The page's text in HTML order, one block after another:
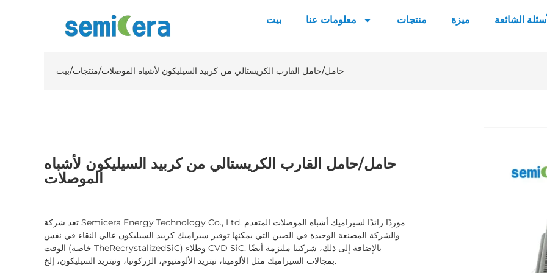
بيت معلومات عنا منتجات ميزة الشائعة
بيت/منتجات/حامل/حامل القارب الكريستالي من كربيد السيليكون لأشباه الموصلات
حامل/حامل القارب الكريستالي من كربيد السيليكون لأشباه
الموصلات
تعد شركة Semicera Energy Technology Co., Ltd. موردًا رائدًا لسيراميك أشباه الموصلات المتقدم
والشركة المصنعة الوحيدة في الصين التي يمكنها توفير سيراميك كربيد السيليكون عالي النقاء في نفس
الوقت (خاصة TheRecrystalizedSiC) وطلاء CVD SiC. بالإضافة إلى ذلك، شركتنا ملتزمة أيضًا
بمجالات السيراميك مثل الألومينا، نيتريد الألومنيوم، الزركونيا، ونيتريد السيليكون، إلخ.